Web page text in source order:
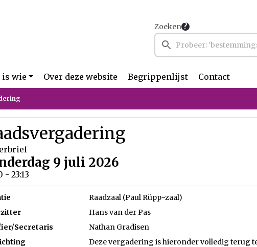
Zoeken
is wie Over deze website Begrippenlijst Contact
9 juli 2026
- 23:13
Raadzaal (Paul Rüpp-zaal)
Hans van der Pas
Secretaris
Nathan Gradisen
Deze vergadering is hieronder volledig terug